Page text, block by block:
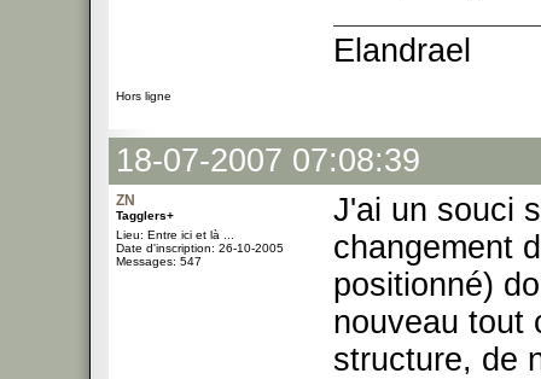
Elandrael
Hors ligne
18-07-2007 07:08:39
ZN
Tagglers+
Lieu: Entre ici et là ...
Date d'inscription: 26-10-2005
Messages: 547
J'ai un souci
changement
positionné)
nouveau tout
structure, de